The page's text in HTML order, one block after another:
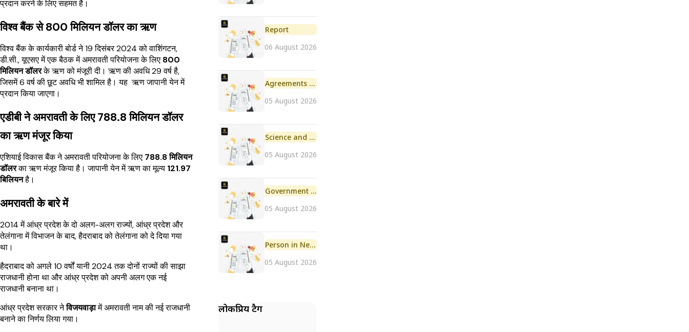
प्रदान करने के लिए सहमत है।
विश्व बैंक से 800 मिलियन डॉलर का ऋण
विश्व बैंक के कार्यकारी बोर्ड ने 19 दिसंबर 2024 को वाशिंगटन,
डी.सी., यूएसए में एक बैठक में अमरावती परियोजना के लिए 800
मिलियन डॉलरके ऋण को मंजूरी दी। ऋण की अवधि 29 वर्ष है,
जिसमें 6 वर्ष की छूट अवधि भी शामिल है। यह ऋण जापानी येन में
प्रदान किया जाएगा।
एडीबी ने अमरावती के लिए 788.8 मिलियन डॉलर
का ऋण मंजूर किया
एशियाई विकास बैंक ने अमरावती परियोजना के लिए 788.8 मिलियन
डॉलरका ऋण मंजूर किया है। जापानी येन में ऋण का मूल्य 121.97
बिलियनहै।
अमरावती के बारे में
2014 में आंध्र प्रदेश के दो अलग-अलग राज्यों, आंध्र प्रदेश और
तेलंगाना में विभाजन के बाद, हैदराबाद को तेलंगाना को दे दिया गया
था।
हैदराबाद को अगले 10 वर्षों यानी 2024 तक दोनों राज्यों की साझा
राजधानी होना था और आंध्र प्रदेश को अपनी अलग एक नई
राजधानी बनाना था।
आंध्र प्रदेश सरकार नेविजयवाड़ामें अमरावती नाम की नई राजधानी
बनाने का निर्णय लिया गया।
Report
06 August 2026
Agreements and MoU
05 August 2026
Science and Technology
05 August 2026
Government Initiative
05 August 2026
Person in News
05 August 2026
लोकप्रिय टैग